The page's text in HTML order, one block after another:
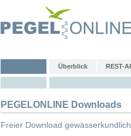
Überblick REST-
PEGELONLINE Downloads
Freier Download